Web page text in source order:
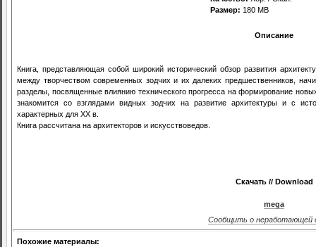
Размер: 180 MB
Описание
Книга, представляющая собой широкий исторический обзор развития
между творчеством современных зодчих и их далеких предшественников,
разделы, посвященные влиянию технического прогресса на формирование
знакомится со взглядами видных зодчих на развитие архитектуры и с
характерных для ХХ в.
Книга рассчитана на архитекторов и искусствоведов.
Скачать // Download
mega
Сообщить о неработающей
Похожие материалы: